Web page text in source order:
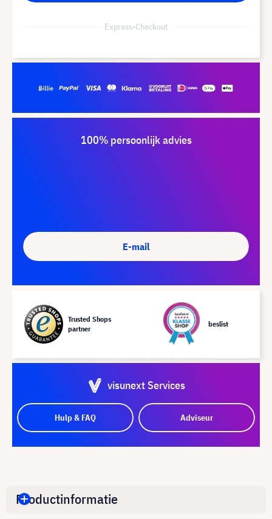
Express-Checkout
100% persoonlijk advies
E-mail
Trusted Shops
partner
beslist
visunext Services
Hulp & FAQ Adviseur
Productinformatie